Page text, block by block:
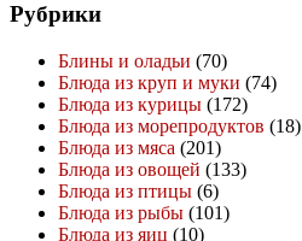
Рубрики
Блины и оладьи (70)
Блюда из круп и муки (74)
Блюда из курицы (172)
Блюда из морепродуктов (18)
Блюда из мяса (201)
Блюда из овощей (133)
Блюда из птицы (6)
Блюда из рыбы (101)
Блюда из яиц (10)